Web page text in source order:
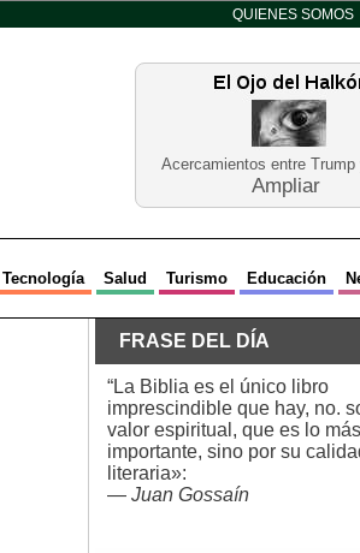
QUIENES SOMOS
Acercamientos entre Trump
Ampliar
Tecnología Salud Turismo Educación
FRASE DEL DÍA
“La Biblia es el único libro
imprescindible que hay, no.
valor espiritual, que es lo más
importante, sino por su
literaria»:
— Juan Gossaín